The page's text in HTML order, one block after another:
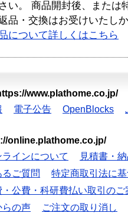
い。 商品開封後、または
品・交換はお受けいたし
について詳しくはこちら
www.plathome.co.jp/
電子公告 OpenBlocks
online.plathome.co.jp/
インについて
見積書・
るご質問
特定商取引法に
・公費・科研費払い取引のご
らの声 ご注文の取り消し